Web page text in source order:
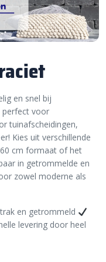
en snel bij
perfect voor
tuinafscheidingen,
Kies uit verschillende
cm formaat of het
in getrommelde en
zowel moderne als
en getrommeld
levering door heel